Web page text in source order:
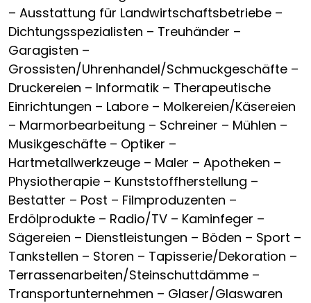
– Ausstattung für Landwirtschaftsbetriebe –
Dichtungsspezialisten – Treuhänder –
Garagisten –
Grossisten/Uhrenhandel/Schmuckgeschäfte –
Druckereien – Informatik – Therapeutische
Einrichtungen – Labore – Molkereien/Käsereien
– Marmorbearbeitung – Schreiner – Mühlen –
Musikgeschäfte – Optiker –
Hartmetallwerkzeuge – Maler – Apotheken –
Physiotherapie – Kunststoffherstellung –
Bestatter – Post – Filmproduzenten –
Erdölprodukte – Radio/TV – Kaminfeger –
Sägereien – Dienstleistungen – Böden – Sport –
Tankstellen – Storen – Tapisserie/Dekoration –
Terrassenarbeiten/Steinschuttdämme –
Transportunternehmen – Glaser/Glaswaren